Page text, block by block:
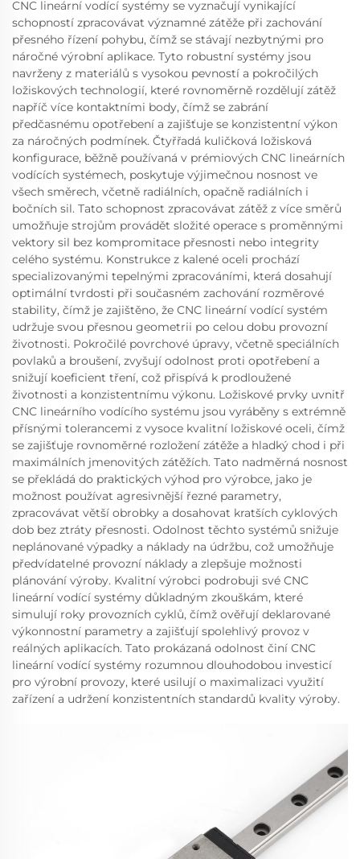
CNC lineární vodící systémy se vyznačují vynikající
schopností zpracovávat významné zátěže při zachování
přesného řízení pohybu, čímž se stávají nezbytnými pro
náročné výrobní aplikace. Tyto robustní systémy jsou
navrženy z materiálů s vysokou pevností a pokročilých
ložiskových technologií, které rovnoměrně rozdělují zátěž
napříč více kontaktními body, čímž se zabrání
předčasnému opotřebení a zajišťuje se konzistentní výkon
za náročných podmínek. Čtyřřadá kuličková ložisková
konfigurace, běžně používaná v prémiových CNC lineárních
vodících systémech, poskytuje výjimečnou nosnost ve
všech směrech, včetně radiálních, opačně radiálních i
bočních sil. Tato schopnost zpracovávat zátěž z více směrů
umožňuje strojům provádět složité operace s proměnnými
vektory sil bez kompromitace přesnosti nebo integrity
celého systému. Konstrukce z kalené oceli prochází
specializovanými tepelnými zpracováními, která dosahují
optimální tvrdosti při současném zachování rozměrové
stability, čímž je zajištěno, že CNC lineární vodící systém
udržuje svou přesnou geometrii po celou dobu provozní
životnosti. Pokročilé povrchové úpravy, včetně speciálních
povlaků a broušení, zvyšují odolnost proti opotřebení a
snižují koeficient tření, což přispívá k prodloužené
životnosti a konzistentnímu výkonu. Ložiskové prvky uvnitř
CNC lineárního vodícího systému jsou vyráběny s extrémně
přísnými tolerancemi z vysoce kvalitní ložiskové oceli, čímž
se zajišťuje rovnoměrné rozložení zátěže a hladký chod i při
maximálních jmenovitých zátěžích. Tato nadměrná nosnost
se překládá do praktických výhod pro výrobce, jako je
možnost používat agresivnější řezné parametry,
zpracovávat větší obrobky a dosahovat kratších cyklových
dob bez ztráty přesnosti. Odolnost těchto systémů snižuje
neplánované výpadky a náklady na údržbu, což umožňuje
předvídatelné provozní náklady a zlepšuje možnosti
plánování výroby. Kvalitní výrobci podrobuji své CNC
lineární vodící systémy důkladným zkouškám, které
simulují roky provozních cyklů, čímž ověřují deklarované
výkonnostní parametry a zajišťují spolehlivý provoz v
reálných aplikacích. Tato prokázaná odolnost činí CNC
lineární vodící systémy rozumnou dlouhodobou investicí
pro výrobní provozy, které usilují o maximalizaci využití
zařízení a udržení konzistentních standardů kvality výroby.